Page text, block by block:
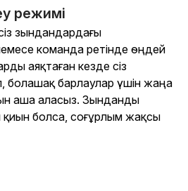
режимі
зындандардағы
команда ретінде өңдей
аяқтаған кезде сіз
барлаулар үшін жаңа
аша аласыз. Зынданды
болса, соғұрлым жақсы